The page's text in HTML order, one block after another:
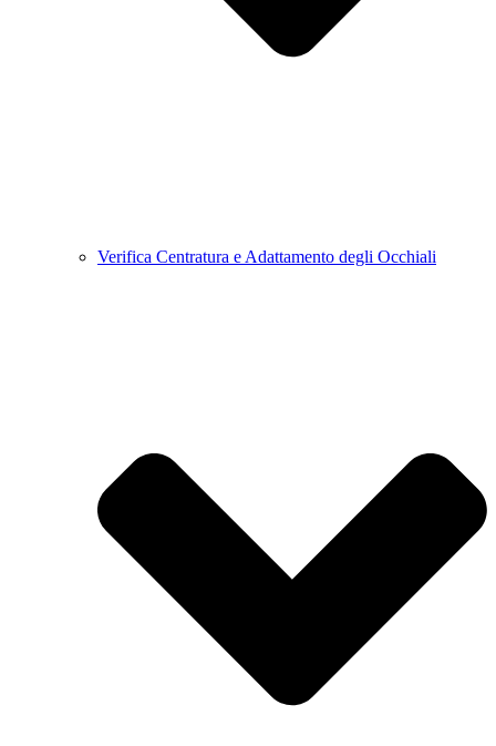
Verifica Centratura e Adattamento degli Occhiali